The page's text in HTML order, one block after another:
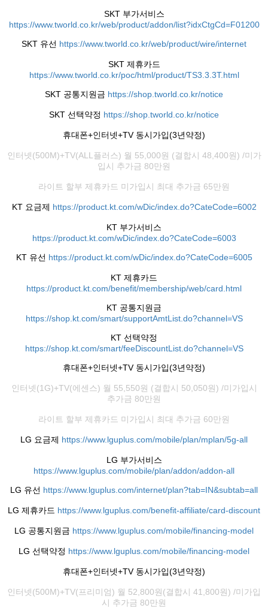
SKT 부가서비스
https://www.tworld.co.kr/web/product/addon/list?idxCtgCd=F01200
SKT 유선 https://www.tworld.co.kr/web/product/wire/internet
SKT 제휴카드
https://www.tworld.co.kr/poc/html/product/TS3.3.3T.html
SKT 공통지원금 https://shop.tworld.co.kr/notice
SKT 선택약정 https://shop.tworld.co.kr/notice
휴대폰+인터넷+TV 동시가입(3년약정)
인터넷(500M)+TV(ALL플러스) 월 55,000원 (결합시 48,400원) /미가
입시 추가금 80만원
라이트 할부 제휴카드 미가입시 최대 추가금 65만원
KT 요금제 https://product.kt.com/wDic/index.do?CateCode=6002
KT 부가서비스
https://product.kt.com/wDic/index.do?CateCode=6003
KT 유선 https://product.kt.com/wDic/index.do?CateCode=6005
KT 제휴카드
https://product.kt.com/benefit/membership/web/card.html
KT 공통지원금
https://shop.kt.com/smart/supportAmtList.do?channel=VS
KT 선택약정
https://shop.kt.com/smart/feeDiscountList.do?channel=VS
휴대폰+인터넷+TV 동시가입(3년약정)
인터넷(1G)+TV(에센스) 월 55,550원 (결합시 50,050원) /미가입시
추가금 80만원
라이트 할부 제휴카드 미가입시 최대 추가금 60만원
LG 요금제 https://www.lguplus.com/mobile/plan/mplan/5g-all
LG 부가서비스
https://www.lguplus.com/mobile/plan/addon/addon-all
LG 유선 https://www.lguplus.com/internet/plan?tab=IN&subtab=all
LG 제휴카드 https://www.lguplus.com/benefit-affiliate/card-discount
LG 공통지원금 https://www.lguplus.com/mobile/financing-model
LG 선택약정 https://www.lguplus.com/mobile/financing-model
휴대폰+인터넷+TV 동시가입(3년약정)
인터넷(500M)+TV(프리미엄) 월 52,800원(결합시 41,800원) /미가입
시 추가금 80만원